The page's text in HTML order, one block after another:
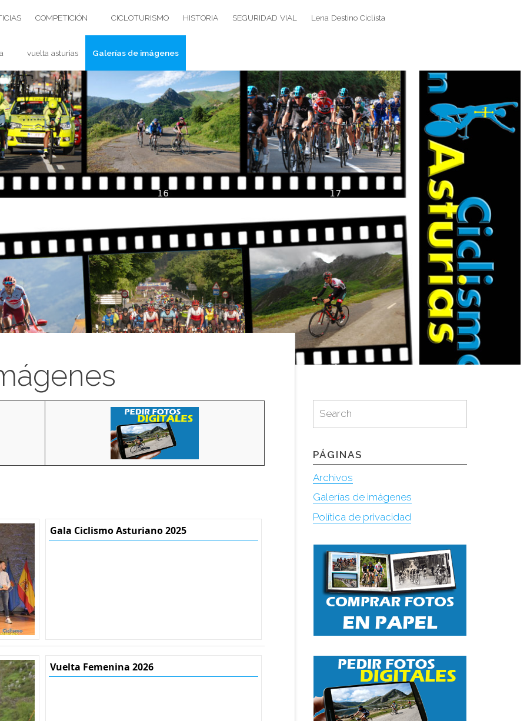
COMPETICIÓN CICLOTURISMO HISTORIA SEGURIDAD VIAL Lena Destino Ciclista
vuelta asturias Galerías de imágenes
Gala Ciclismo Asturiano 2025
Vuelta Femenina 2026
for:
Search
PÁGINAS
Archivos
Galerías de imágenes
Política de privacidad